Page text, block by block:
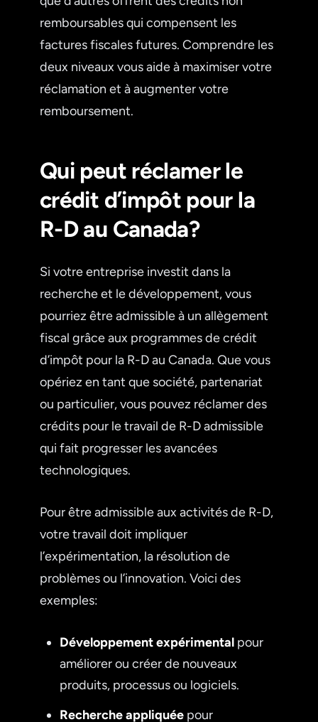
remboursables qui compensent les
factures fiscales futures. Comprendre les
deux niveaux vous aide à maximiser votre
réclamation et à augmenter votre
remboursement.
Qui peut réclamer le
crédit d’impôt pour la
R-D au Canada?
Si votre entreprise investit dans la
recherche et le développement, vous
pourriez être admissible à un allègement
fiscal grâce aux programmes de crédit
d’impôt pour la R-D au Canada. Que vous
opériez en tant que société, partenariat
ou particulier, vous pouvez réclamer des
crédits pour le travail de R-D admissible
qui fait progresser les avancées
technologiques.
Pour être admissible aux activités de R-D,
votre travail doit impliquer
l’expérimentation, la résolution de
problèmes ou l’innovation. Voici des
exemples:
Développement expérimental pour
améliorer ou créer de nouveaux
produits, processus ou logiciels.
Recherche appliquée pour